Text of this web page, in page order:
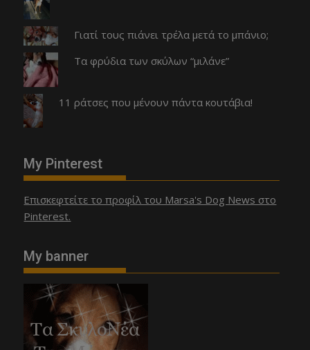
Γιατί τους πιάνει τρέλα μετά το μπάνιο;
Τα φρύδια των σκύλων “μιλάνε”
11 ράτσες που μένουν πάντα κουτάβια!
My Pinterest
Επισκεφτείτε το προφίλ του Marsa's Dog News στο
Pinterest.
My banner